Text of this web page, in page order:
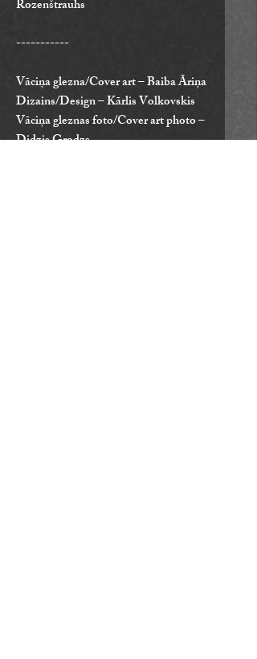
Rozenštrauhs
-----------
Vāciņa glezna/Cover art – Baiba Āriņa
Dizains/Design – Kārlis Volkovskis
Vāciņa gleznas foto/Cover art photo –
Didzis Grodzs